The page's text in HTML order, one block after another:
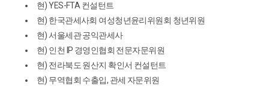
현) YES-FTA 컨설턴트
현) 한국관세사회 여성청년윤리위원회 청년위원
현) 서울세관 공익관세사
현) 인천 IP 경영인협회 전문자문위원
현) 전라북도 원산지 확인서 컨설턴트
현) 무역협회 수출입, 관세 자문위원